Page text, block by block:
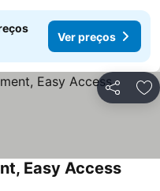
Ver preços
Partilhar
Easy Access